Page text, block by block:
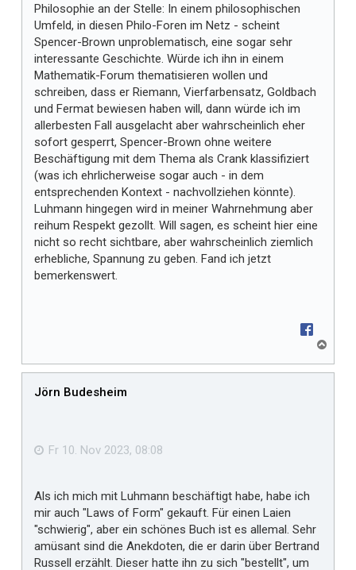
Philosophie an der Stelle: In einem philosophischen
Umfeld, in diesen Philo-Foren im Netz - scheint
Spencer-Brown unproblematisch, eine sogar sehr
interessante Geschichte. Würde ich ihn in einem
Mathematik-Forum thematisieren wollen und
schreiben, dass er Riemann, Vierfarbensatz, Goldbach
und Fermat bewiesen haben will, dann würde ich im
allerbesten Fall ausgelacht aber wahrscheinlich eher
sofort gesperrt, Spencer-Brown ohne weitere
Beschäftigung mit dem Thema als Crank klassifiziert
(was ich ehrlicherweise sogar auch - in dem
entsprechenden Kontext - nachvollziehen könnte).
Luhmann hingegen wird in meiner Wahrnehmung aber
reihum Respekt gezollt. Will sagen, es scheint hier eine
nicht so recht sichtbare, aber wahrscheinlich ziemlich
erhebliche, Spannung zu geben. Fand ich jetzt
bemerkenswert.
c
Jörn Budesheim
Fr 10. Nov 2023, 08:08
Als ich mich mit Luhmann beschäftigt habe, habe ich
mir auch "Laws of Form" gekauft. Für einen Laien
"schwierig", aber ein schönes Buch ist es allemal. Sehr
amüsant sind die Anekdoten, die er darin über Bertrand
Russell erzählt. Dieser hatte ihn zu sich "bestellt", um